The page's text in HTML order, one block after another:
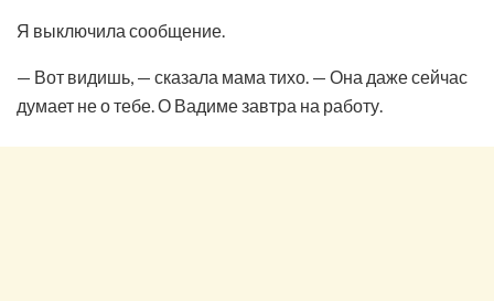
Я выключила сообщение.
— Вот видишь, — сказала мама тихо. — Она даже сейчас
думает не о тебе. О Вадиме завтра на работу.